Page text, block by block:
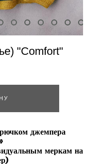
"Comfort"
джемпера
меркам на